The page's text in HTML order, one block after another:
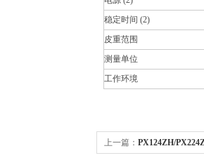
稳定时间 (2)
皮重范围
测量单位
工作环境
上一篇： PX124ZH/